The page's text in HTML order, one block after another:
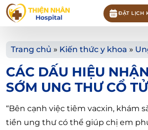
ĐẶT LỊCH
Trang chủ » Kiến thức y khoa »
CÁC DẤU HIỆU
SỚM UNG THƯ CỔ
“Bên cạnh việc tiêm vacxin, khám
tiền ung thư có thể giúp chị em